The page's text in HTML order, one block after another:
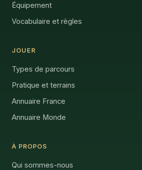
Équipement
Vocabulaire et règles
JOUER
Types de parcours
Pratique et terrains
Annuaire France
Annuaire Monde
À PROPOS
Qui sommes-nous